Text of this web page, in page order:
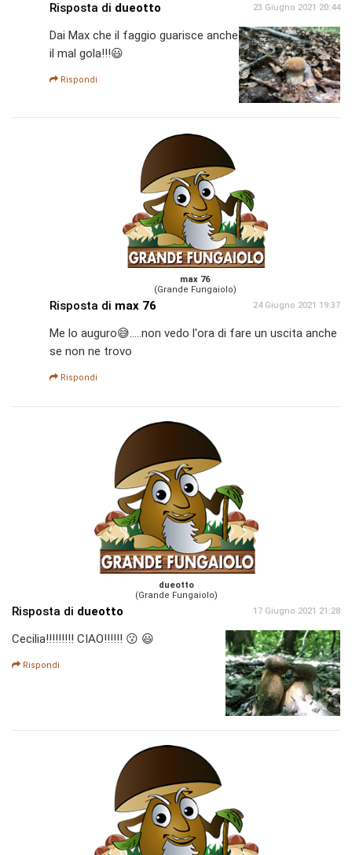
Risposta di dueotto 23 Giugno 2021 20:44
Dai Max che il faggio guarisce anche
il mal gola!!!😃
Rispondi
max 76
(Grande Fungaiolo)
Risposta di max 76 24 Giugno 2021 19:37
Me lo auguro😅.....non vedo l'ora di fare un uscita anche
se non ne trovo
Rispondi
dueotto
(Grande Fungaiolo)
Risposta di dueotto 17 Giugno 2021 21:28
Cecilia!!!!!!!!! CIAO!!!!!! 😗 😃
Rispondi